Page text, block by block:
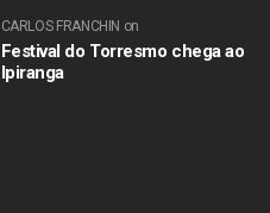
CARLOS FRANCHIN on
Festival do Torresmo chega ao
Ipiranga